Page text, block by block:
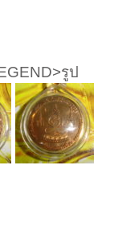
รูป